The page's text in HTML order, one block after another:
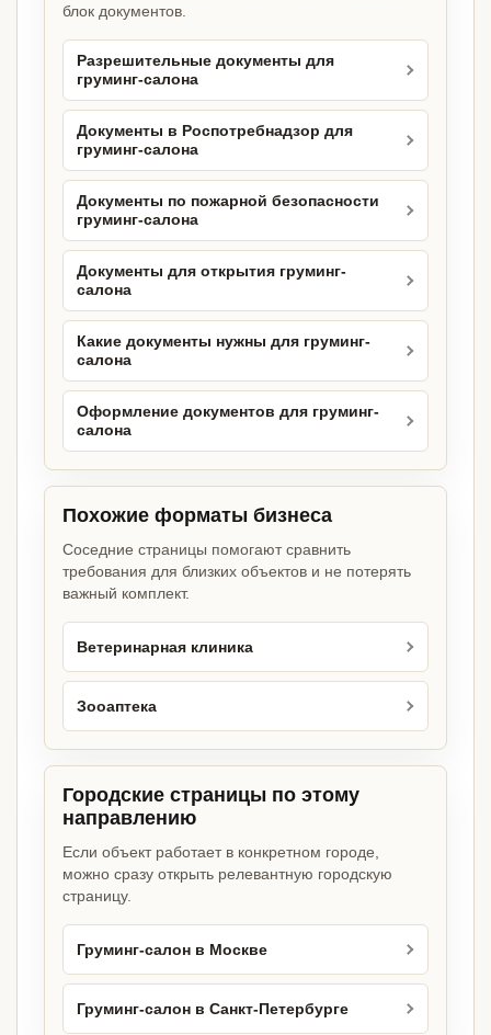
блок документов.
Разрешительные документы для
груминг-салона
Документы в Роспотребнадзор для
груминг-салона
Документы по пожарной безопасности
груминг-салона
Документы для открытия груминг-
салона
Какие документы нужны для груминг-
салона
Оформление документов для груминг-
салона
Похожие форматы бизнеса
Соседние страницы помогают сравнить
требования для близких объектов и не потерять
важный комплект.
Ветеринарная клиника
Зооаптека
Городские страницы по этому
направлению
Если объект работает в конкретном городе,
можно сразу открыть релевантную городскую
страницу.
Груминг-салон в Москве
Груминг-салон в Санкт-Петербурге